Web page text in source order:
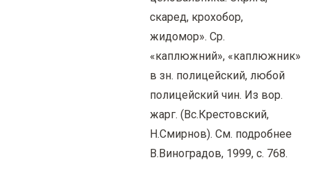
скаред, крохобор,
жидомор». Ср.
«каплюжний», «каплюжник»
в зн. полицейский, любой
полицейский чин. Из вор.
жарг. (Вс.Крестовский,
Н.Смирнов). См. подробнее
В.Виноградов, 1999, с. 768.